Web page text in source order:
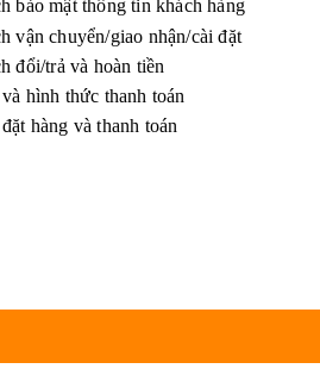
bảo mật thông tin khách hàng
vận chuyển/giao nhận/cài đặt
đổi/trả và hoàn tiền
hình thức thanh toán
hàng và thanh toán